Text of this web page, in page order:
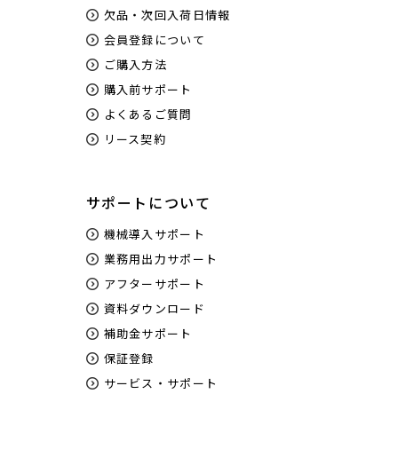
欠品・次回入荷日情報
会員登録について
ご購入方法
購入前サポート
よくあるご質問
リース契約
サポートについて
機械導入サポート
業務用出力サポート
アフターサポート
資料ダウンロード
補助金サポート
保証登録
サービス・サポート